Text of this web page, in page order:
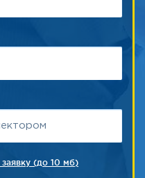
(до 10 мб)